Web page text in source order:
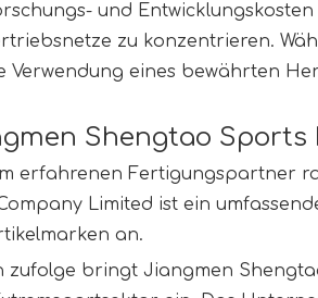
und
zu konzentrieren.
eines bewährten
Shengtao
erfahrenen Fertigungspartner
Limited ist ein
an.
bringt Jiangmen